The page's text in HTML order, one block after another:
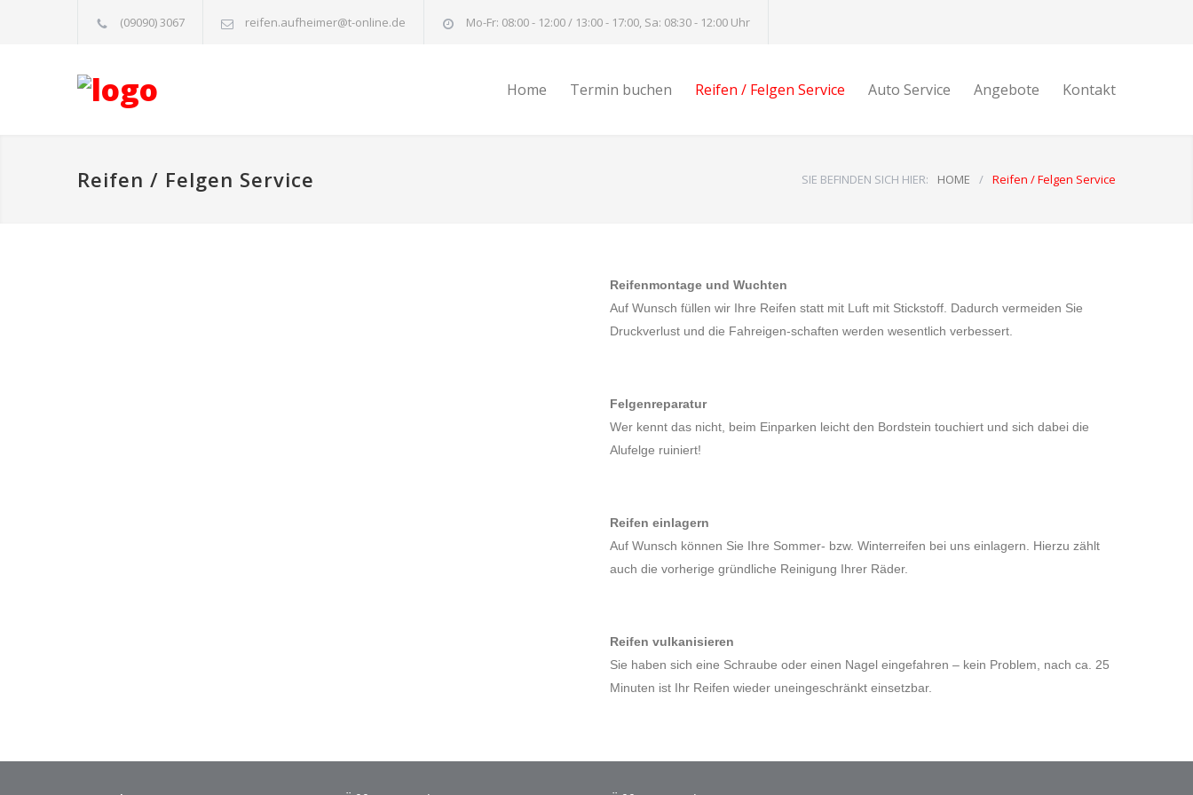
(09090) 3067 reifen.aufheimer@t-online.de Mo-Fr: 08:00 - 12:00 / 13:00 - 17:00, Sa: 08:30 - 12:00 Uhr
Home Termin buchen Reifen / Felgen Service Auto Service Angebote Kontakt
Reifen / Felgen Service SIE BEFINDEN SICH HIER: HOME / Reifen / Felgen Service
Reifenmontage und Wuchten
Auf Wunsch füllen wir Ihre Reifen statt mit Luft mit Stickstoff. Dadurch vermeiden Sie
Druckverlust und die Fahreigen-schaften werden wesentlich verbessert.
Felgenreparatur
Wer kennt das nicht, beim Einparken leicht den Bordstein touchiert und sich dabei die
Alufelge ruiniert!
Reifen einlagern
Auf Wunsch können Sie Ihre Sommer- bzw. Winterreifen bei uns einlagern. Hierzu zählt
auch die vorherige gründliche Reinigung Ihrer Räder.
Reifen vulkanisieren
Sie haben sich eine Schraube oder einen Nagel eingefahren – kein Problem, nach ca. 25
Minuten ist Ihr Reifen wieder uneingeschränkt einsetzbar.